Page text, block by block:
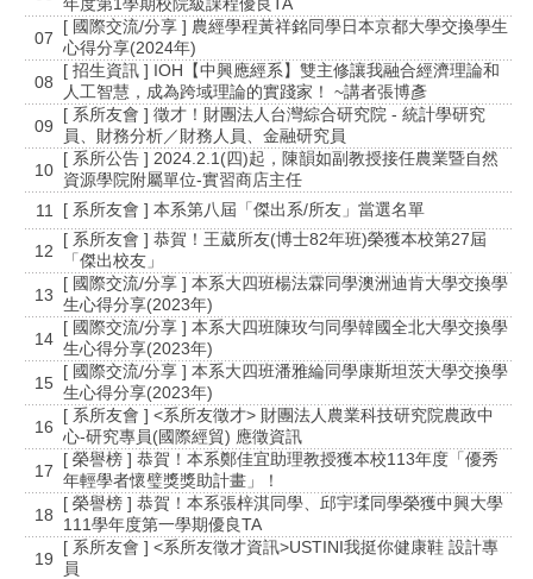
07
[ 國際交流/分享 ] 農經學程黃祥銘同學日本京都大學交換學生
心得分享(2024年)
08
[ 招生資訊 ] IOH【中興應經系】雙主修讓我融合經濟理論和
人工智慧，成為跨域理論的實踐家！ ~講者張博彥
09
[ 系所友會 ] 徵才！財團法人台灣綜合研究院 - 統計學研究
員、財務分析／財務人員、金融研究員
10
[ 系所公告 ] 2024.2.1(四)起，陳韻如副教授接任農業暨自然
資源學院附屬單位-實習商店主任
11
[ 系所友會 ] 本系第八屆「傑出系/所友」當選名單
12
[ 系所友會 ] 恭賀！王葳所友(博士82年班)榮獲本校第27屆
「傑出校友」
13
[ 國際交流/分享 ] 本系大四班楊法霖同學澳洲迪肯大學交換學
生心得分享(2023年)
14
[ 國際交流/分享 ] 本系大四班陳玫勻同學韓國全北大學交換學
生心得分享(2023年)
15
[ 國際交流/分享 ] 本系大四班潘雅綸同學康斯坦茨大學交換學
生心得分享(2023年)
16
[ 系所友會 ] <系所友徵才> 財團法人農業科技研究院農政中
心-研究專員(國際經貿) 應徵資訊
17
[ 榮譽榜 ] 恭賀！本系鄭佳宜助理教授獲本校113年度「優秀
年輕學者懷璧獎獎助計畫」！
18
[ 榮譽榜 ] 恭賀！本系張梓淇同學、邱宇瑈同學榮獲中興大學
111學年度第一學期優良TA
19
[ 系所友會 ] <系所友徵才資訊>USTINI我挺你健康鞋 設計專
員